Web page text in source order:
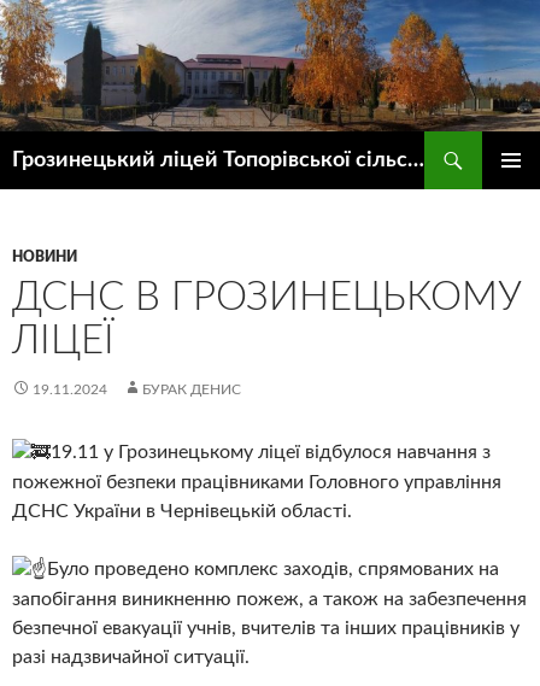
Грозинецький ліцей Топорівської сільської ради
НОВИНИ
ДСНС В ГРОЗИНЕЦЬКОМУ
ЛІЦЕЇ
19.11.2024 БУРАК ДЕНИС
19.11 у Грозинецькому ліцеї відбулося навчання з
пожежної безпеки працівниками Головного управління
ДСНС України в Чернівецькій області.
Було проведено комплекс заходів, спрямованих на
запобігання виникненню пожеж, а також на забезпечення
безпечної евакуації учнів, вчителів та інших працівників у
разі надзвичайної ситуації.